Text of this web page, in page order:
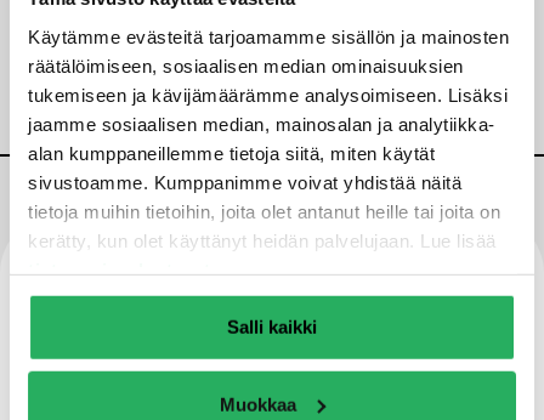
Käytämme evästeitä tarjoamamme sisällön ja mainosten
räätälöimiseen, sosiaalisen median ominaisuuksien
tukemiseen ja kävijämäärämme analysoimiseen. Lisäksi
jaamme sosiaalisen median, mainosalan ja analytiikka-
alan kumppaneillemme tietoja siitä, miten käytät
sivustoamme. Kumppanimme voivat yhdistää näitä
tietoja muihin tietoihin, joita olet antanut heille tai joita on
kerätty, kun olet käyttänyt heidän palvelujaan. Lue lisää
Salli kaikki
Muokkaa
Ominaisuudet